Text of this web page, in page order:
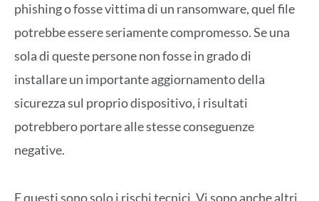
phishing o fosse vittima di un ransomware, quel file
potrebbe essere seriamente compromesso. Se una
sola di queste persone non fosse in grado di
installare un importante aggiornamento della
sicurezza sul proprio dispositivo, i risultati
potrebbero portare alle stesse conseguenze
negative.
E questi sono solo i rischi tecnici. Vi sono anche altri